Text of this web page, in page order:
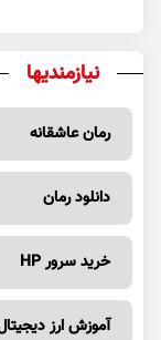
نیازمندیها
رمان عاشقانه
دانلود رمان
خرید سرور HP
آموزش ارز